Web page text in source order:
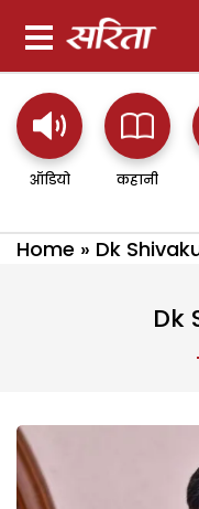
ऑडियो कहानी
Home » Dk
Dk